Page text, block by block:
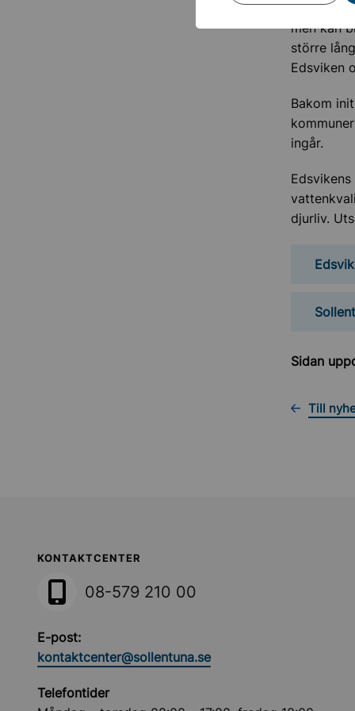
men kan
större
Edsviken
Bakom
ingår.
djurliv.
Sidan
Till
Sollentuna Kommun
KONTAKTCENTER
08-579 210 00
E-post:
kontaktcenter@sollentuna.se
Telefontider